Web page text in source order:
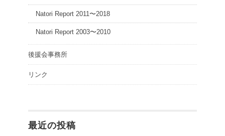
Natori Report 2011〜2018
Natori Report 2003〜2010
後援会事務所
リンク
最近の投稿